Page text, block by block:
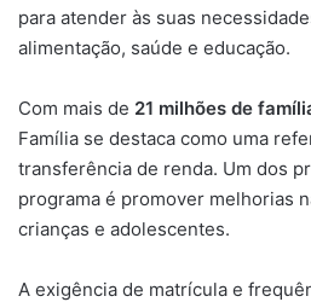
para atender às suas
alimentação, saúde e educação.
Com mais de 21 milhões de
Família se destaca como uma
transferência de renda. Um dos
programa é promover melhorias
crianças e adolescentes.
A exigência de matrícula e